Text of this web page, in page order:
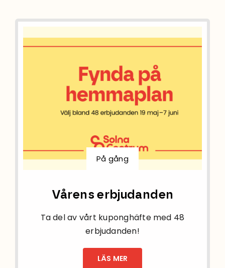
På gång
Vårens erbjudanden
Ta del av vårt kuponghäfte med 48
erbjudanden!
LÄS MER